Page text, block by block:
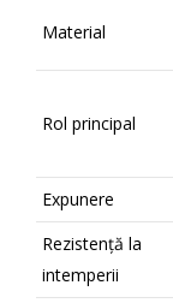
Material
Rol principal
Expunere
Rezistență la
intemperii